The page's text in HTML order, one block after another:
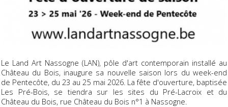
Le Land Art Nassogne (LAN), pôle d'art contemporain installé au
Château du Bois, inaugure sa nouvelle saison lors du week-end
de Pentecôte, du 23 au 25 mai 2026. La fête d'ouverture, baptisée
Les Pré-Bois, se tiendra sur les sites du Pré-Lacroix et du
Château du Bois, rue Château du Bois n°1 à Nassogne.